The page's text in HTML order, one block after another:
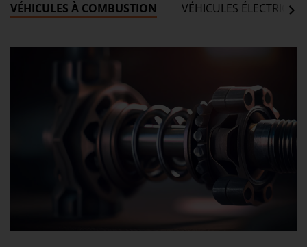
VÉHICULES À COMBUSTION VÉHICULES